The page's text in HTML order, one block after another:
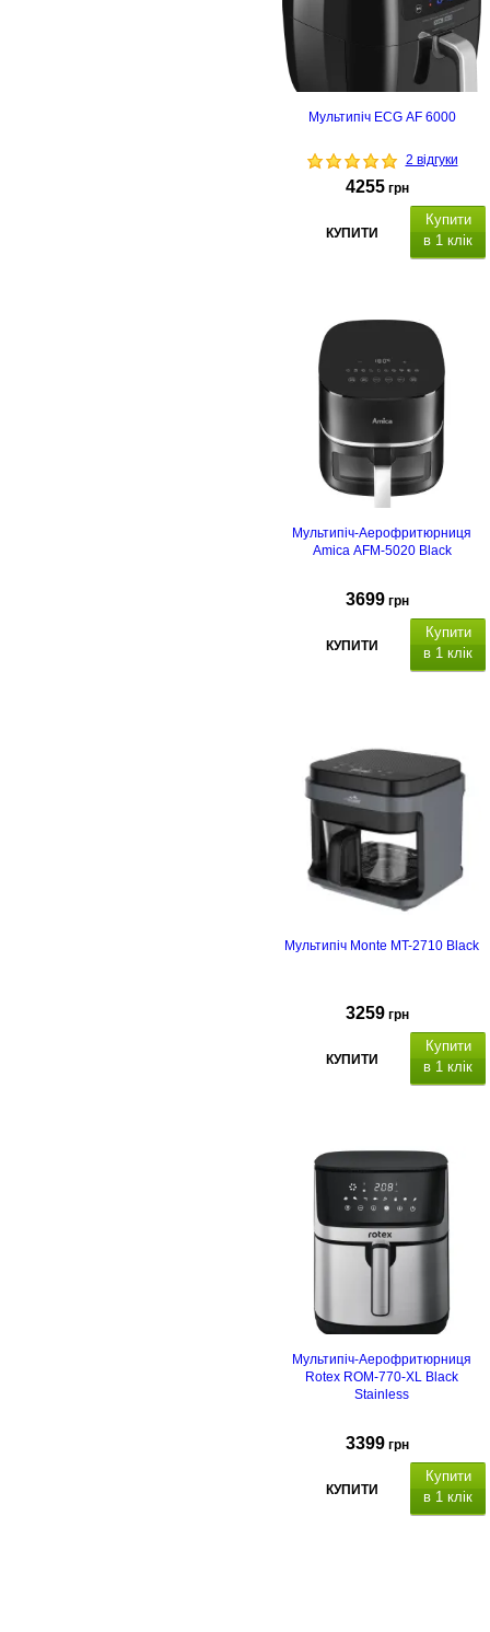
Мультипіч ECG AF 6000
2 відгуки
4255 грн
КУПИТИ
Купити
в 1 клік
Мультипіч-Аерофритюрниця
Amica AFM-5020 Black
3699 грн
КУПИТИ
Купити
в 1 клік
Мультипіч Monte MT-2710 Black
3259 грн
КУПИТИ
Купити
в 1 клік
тип покриття
чаші: з термостійкого
скла.
Мультипіч-Аерофритюрниця
Rotex ROM-770-XL Black
Stainless
3399 грн
КУПИТИ
Купити
в 1 клік